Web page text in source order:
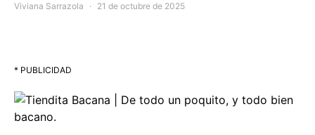
Viviana Sarrazola 21 de octubre de 2025
* PUBLICIDAD